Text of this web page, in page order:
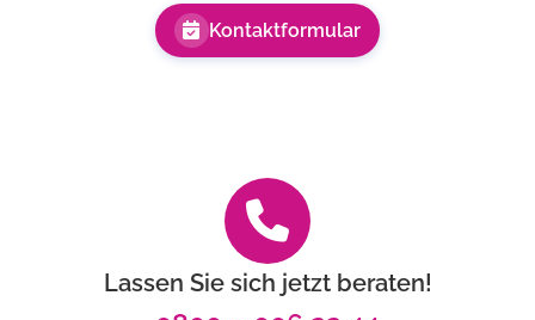
Kontaktformular
Lassen Sie sich jetzt beraten!